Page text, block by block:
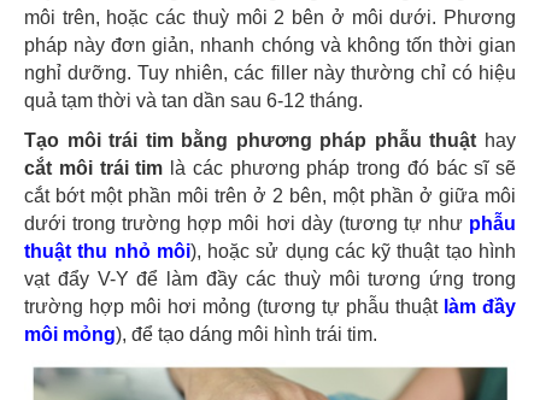
môi trên, hoặc các thuỳ môi 2 bên ở môi dưới. Phương
pháp này đơn giản, nhanh chóng và không tốn thời gian
nghỉ dưỡng. Tuy nhiên, các filler này thường chỉ có hiệu
quả tạm thời và tan dần sau 6-12 tháng.
Tạo môi trái tim bằng phương pháp phẫu thuật hay
cắt môi trái tim là các phương pháp trong đó bác sĩ sẽ
cắt bớt một phần môi trên ở 2 bên, một phần ở giữa môi
dưới trong trường hợp môi hơi dày (tương tự như phẫu
thuật thu nhỏ môi), hoặc sử dụng các kỹ thuật tạo hình
vạt đẩy V-Y để làm đầy các thuỳ môi tương ứng trong
trường hợp môi hơi mỏng (tương tự phẫu thuật làm đầy
môi mỏng), để tạo dáng môi hình trái tim.